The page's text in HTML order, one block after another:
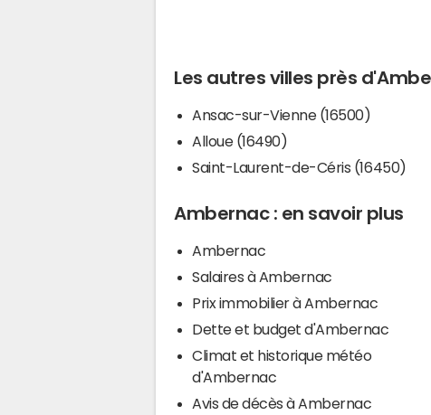
Les autres villes près
Ansac-sur-Vienne (16500)
Alloue (16490)
Saint-Laurent-de-Céris (16450)
Ambernac : en savoir plus
Ambernac
Salaires à Ambernac
Prix immobilier à Ambernac
Dette et budget d'Ambernac
Climat et historique météo
d'Ambernac
Avis de décès à Ambernac